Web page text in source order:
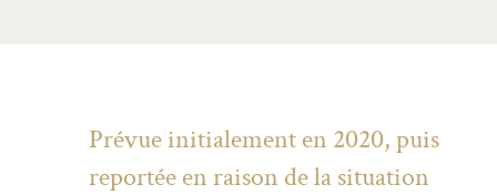
Prévue initialement en 2020, puis
reportée en raison de la situation